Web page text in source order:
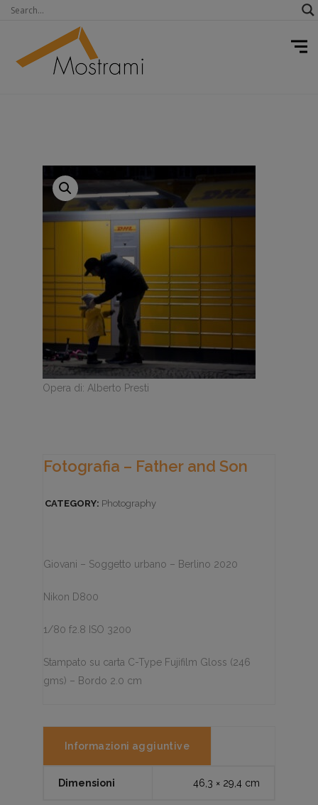
Opera di: Alberto Presti
Fotografia – Father and Son
CATEGORY: Photography
Giovani – Soggetto urbano – Berlino 2020
Nikon D800
1/80 f2.8 ISO 3200
Stampato su carta C-Type Fujifilm Gloss (246
gms) – Bordo 2.0 cm
Informazioni aggiuntive
Dimensioni 46,3 × 29,4 cm